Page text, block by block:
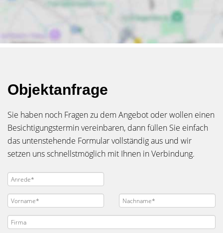
Objektanfrage
Sie haben noch Fragen zu dem Angebot oder wollen einen
Besichtigungstermin vereinbaren, dann füllen Sie einfach
das untenstehende Formular vollständig aus und wir
setzen uns schnellstmöglich mit Ihnen in Verbindung.